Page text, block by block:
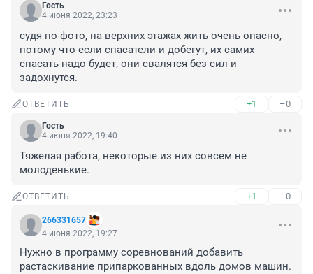
Гость
4 июня 2022, 23:23
судя по фото, на верхних этажах жить очень опасно,
потому что если спасатели и добегут, их самих
спасать надо будет, они свалятся без сил и
задохнутся.
ОТВЕТИТЬ +1 –0
Гость
4 июня 2022, 19:40
Тяжелая работа, некоторые из них совсем не
молоденькие.
ОТВЕТИТЬ +1 –0
266331657
4 июня 2022, 19:27
Нужно в программу соревнований добавить
растаскивание припаркованных вдоль домов машин.